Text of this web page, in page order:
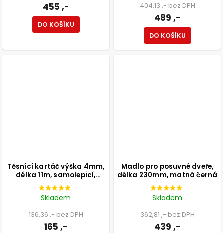
455 ,-
DO KOŠÍKU
404,13 ,- bez DPH
489 ,-
DO KOŠÍKU
Těsnící kartáč výška 4mm,
délka 11m, samolepicí,
béžový
Skladem
136,36 ,- bez DPH
165 ,-
Madlo pro posuvné dveře,
délka 230mm, matná černá
Skladem
362,81 ,- bez DPH
439 ,-